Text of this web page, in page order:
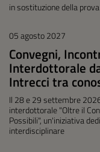
in sostituzione della
05 agosto 2027
Convegni,
Interdottorale
Intrecci tra
Il 28 e 29 settembre
interdottorale "Oltre il
Possibili", un'iniziativa
interdisciplinare